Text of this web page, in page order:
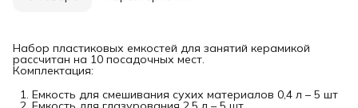
Набор пластиковых емкостей для занятий керамикой
рассчитан на 10 посадочных мест.
Комплектация:
Емкость для смешивания сухих материалов 0,4 л – 5 шт